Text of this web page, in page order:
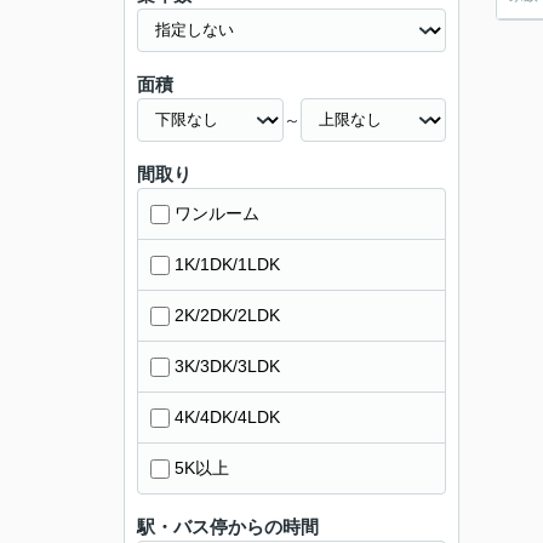
面積
～
間取り
ワンルーム
1K/1DK/1LDK
2K/2DK/2LDK
3K/3DK/3LDK
4K/4DK/4LDK
5K以上
駅・バス停からの時間